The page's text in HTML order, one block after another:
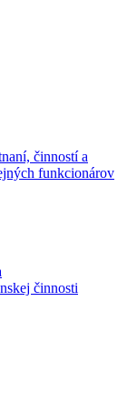
činností a
funkcionárov
činnosti